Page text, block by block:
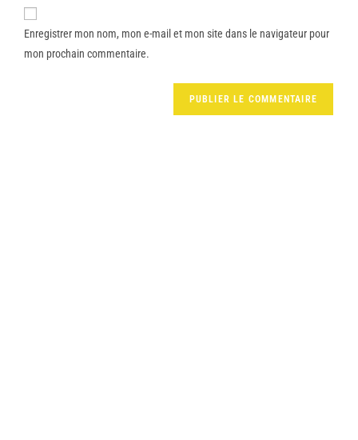
Enregistrer mon nom, mon e-mail et mon site dans le navigateur pour
mon prochain commentaire.